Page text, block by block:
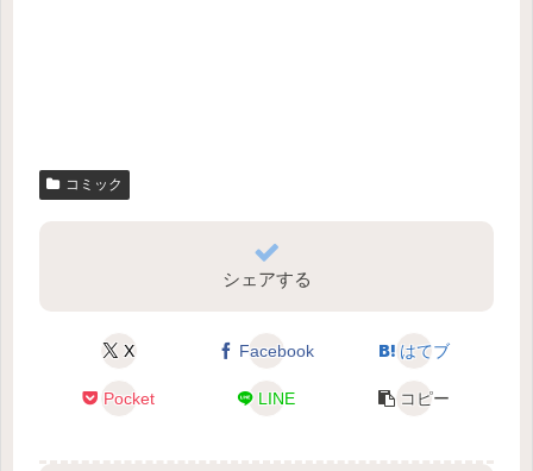
コミック
シェアする
X Facebook はてブ
Pocket LINE コピー